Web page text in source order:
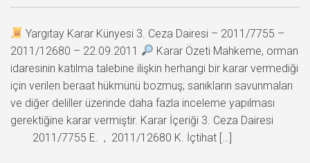
Yargıtay Karar Künyesi 3. Ceza Dairesi – 2011/7755 –
2011/12680 – 22.09.2011
Karar Özeti Mahkeme, orman
idaresinin katılma talebine ilişkin herhangi bir karar vermediği
için verilen beraat hükmünü bozmuş; sanıkların savunmaları
ve diğer deliller üzerinde daha fazla inceleme yapılması
gerektiğine karar vermiştir. Karar İçeriği 3. Ceza Dairesi
2011/7755 E. , 2011/12680 K. İçtihat […]